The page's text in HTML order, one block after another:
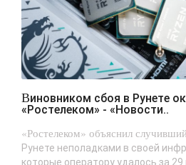
Виновником сбоя в Рунете оказался
«Ростелеком» - «Новости..
«Ростелеком» объяснил
Рунете неполадками в своей
которые оператору удалось за